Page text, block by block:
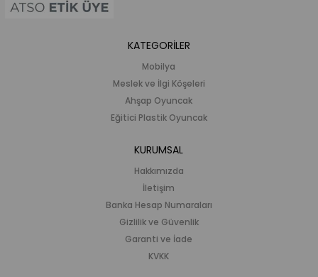
KATEGORİLER
Mobilya
Meslek ve İlgi Köşeleri
Ahşap Oyuncak
Eğitici Plastik Oyuncak
KURUMSAL
Hakkımızda
İletişim
Banka Hesap Numaraları
Gizlilik ve Güvenlik
Garanti ve İade
KVKK